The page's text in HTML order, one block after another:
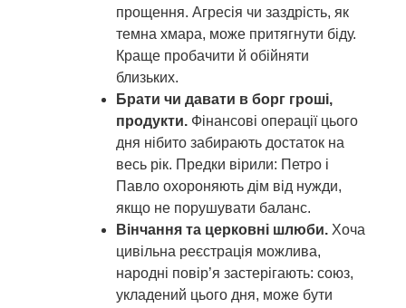
прощення. Агресія чи заздрість, як
темна хмара, може притягнути біду.
Краще пробачити й обійняти
близьких.
Брати чи давати в борг гроші,
продукти. Фінансові операції цього
дня нібито забирають достаток на
весь рік. Предки вірили: Петро і
Павло охороняють дім від нужди,
якщо не порушувати баланс.
Вінчання та церковні шлюби. Хоча
цивільна реєстрація можлива,
народні повір’я застерігають: союз,
укладений цього дня, може бути